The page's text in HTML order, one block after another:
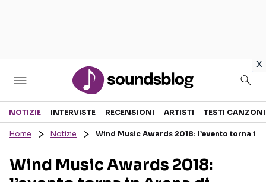
x
Sezioni
RECENSIONI MUSICALI
TESTI CANZONI
NOTIZIE INTERVISTE RECENSIONI ARTISTI TESTI CANZONI
Home Notizie Wind Music Awards 2018: l’evento torna
Wind Music Awards 2018: